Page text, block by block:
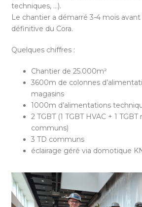
techniques, …).
Le chantier a démarré 3-4 mois
définitive du Cora.
Quelques chiffres :
Chantier de 25.000m²
3600m de colonnes
magasins
1000m d’alimentations
2 TGBT (1 TGBT HVAC + 1
communs)
3 TD communs
éclairage géré via domotique